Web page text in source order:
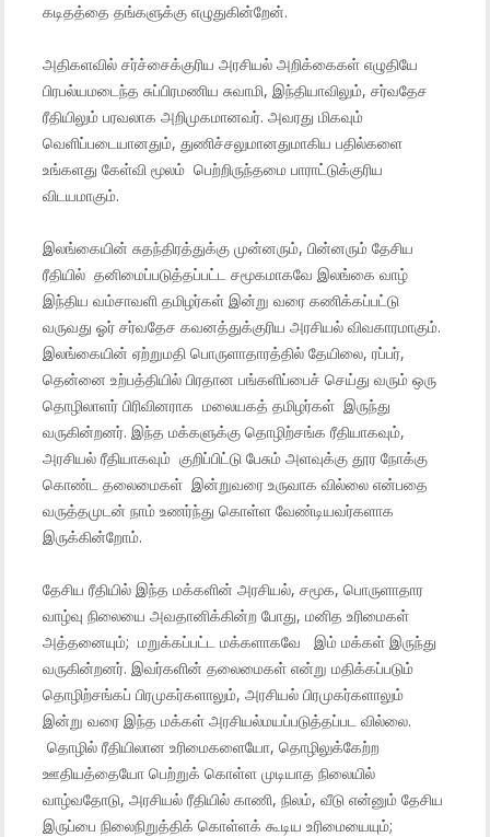
கடிதத்தை தங்களுக்கு எழுதுகின்றேன்.
அதிகளவில் சர்ச்சைக்குரிய அரசியல் அறிக்கைகள் எழுதியே
பிரபல்யமடைந்த சுப்பிரமணிய சுவாமி, இந்தியாவிலும், சர்வதேச
ரீதியிலும் பரவலாக அறிமுகமானவர். அவரது மிகவும்
வெளிப்படையானதும், துணிச்சலுமானதுமாகிய பதில்களை
உங்களது கேள்வி மூலம் பெற்றிருந்தமை பாராட்டுக்குரிய
விடயமாகும்.
இலங்கையின் சுதந்திரத்துக்கு முன்னரும், பின்னரும் தேசிய
ரீதியில் தனிமைப்படுத்தப்பட்ட சமூகமாகவே இலங்கை வாழ்
இந்திய வம்சாவளி தமிழர்கள் இன்று வரை கணிக்கப்பட்டு
வருவது ஓர் சர்வதேச கவனத்துக்குரிய அரசியல் விவகாரமாகும்.
இலங்கையின் ஏற்றுமதி பொருளாதாரத்தில் தேயிலை, ரப்பர்,
தென்னை உற்பத்தியில் பிரதான பங்களிப்பைச் செய்து வரும் ஒரு
தொழிலாளர் பிரிவினராக மலையகத் தமிழர்கள் இருந்து
வருகின்றனர். இந்த மக்களுக்கு தொழிற்சங்க ரீதியாகவும்,
அரசியல் ரீதியாகவும் குறிப்பிட்டு பேசும் அளவுக்கு தூர நோக்கு
கொண்ட தலைமைகள் இன்றுவரை உருவாக வில்லை என்பதை
வருத்தமுடன் நாம் உணர்ந்து கொள்ள வேண்டியவர்களாக
இருக்கின்றோம்.
தேசிய ரீதியில் இந்த மக்களின் அரசியல், சமூக, பொருளாதார
வாழ்வு நிலையை அவதானிக்கின்ற போது, மனித உரிமைகள்
அத்தனையும்; மறுக்கப்பட்ட மக்களாகவே இம் மக்கள் இருந்து
வருகின்றனர். இவர்களின் தலைமைகள் என்று மதிக்கப்படும்
தொழிற்சங்கப் பிரமுகர்களாலும், அரசியல் பிரமுகர்களாலும்
இன்று வரை இந்த மக்கள் அரசியல்மயப்படுத்தப்பட வில்லை.
தொழில் ரீதியிலான உரிமைகளையோ, தொழிலுக்கேற்ற
ஊதியத்தையோ பெற்றுக் கொள்ள முடியாத நிலையில்
வாழ்வதோடு, அரசியல் ரீதியில் காணி, நிலம், வீடு என்னும் தேசிய
இருப்பை நிலைநிறுத்திக் கொள்ளக் கூடிய உரிமையையும்;